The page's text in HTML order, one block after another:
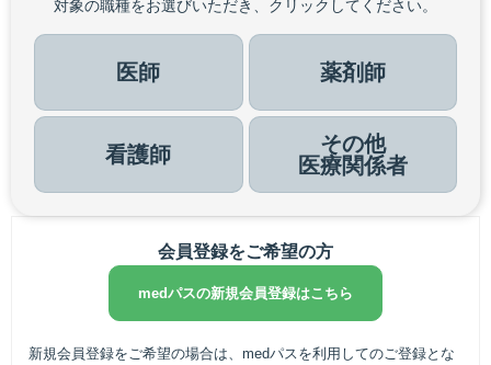
対象の職種をお選びいただき、クリックしてください。
医師 薬剤師
看護師
その他
医療関係者
会員登録をご希望の方
medパスの新規会員登録はこちら
新規会員登録をご希望の場合は、medパスを利用してのご登録とな